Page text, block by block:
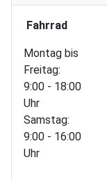
Fahrrad
Montag bis
Freitag:
9:00 - 18:00
Uhr
Samstag:
9:00 - 16:00
Uhr